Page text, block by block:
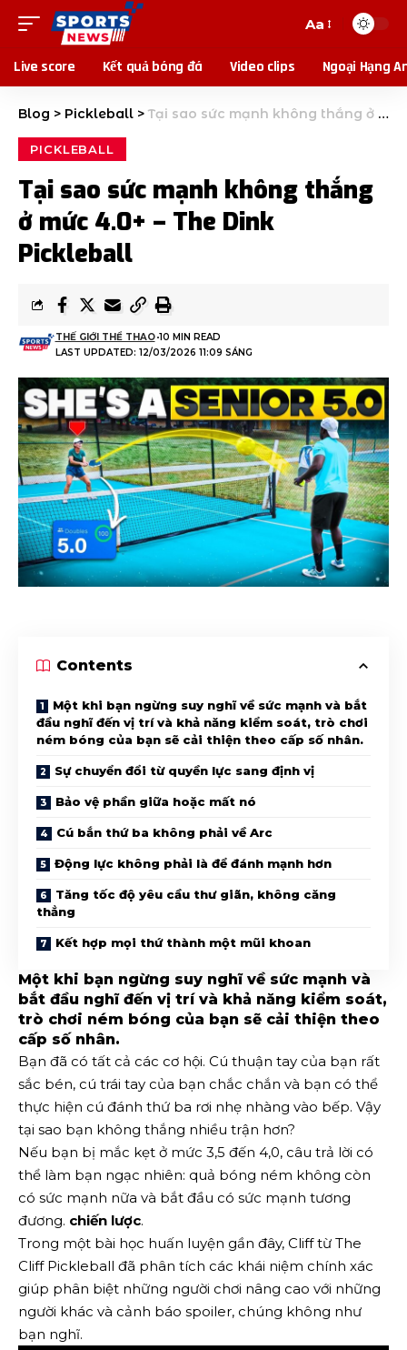
Aa
Live score Kết quả bóng đá Video clips Ngoại Hạng
Blog > Pickleball > Tại sao sức mạnh không thắng ở mức 4.0+ – The Dink Pickleball
PICKLEBALL
Tại sao sức mạnh không thắng
ở mức 4.0+ – The Dink
Pickleball
LAST UPDATED: 12/03/2026 11:09 SÁNG
THẾ GIỚI THỂ THAO 10 MIN READ
Contents
Một khi bạn ngừng suy nghĩ về sức mạnh và bắt
đầu nghĩ đến vị trí và khả năng kiểm soát, trò chơi
ném bóng của bạn sẽ cải thiện theo cấp số nhân.
Sự chuyển đổi từ quyền lực sang định vị
Bảo vệ phần giữa hoặc mất nó
Cú bắn thứ ba không phải về Arc
Động lực không phải là để đánh mạnh hơn
Tăng tốc độ yêu cầu thư giãn, không căng
thẳng
Kết hợp mọi thứ thành một mũi khoan
Một khi bạn ngừng suy nghĩ về sức mạnh và
bắt đầu nghĩ đến vị trí và khả năng kiểm soát,
trò chơi ném bóng của bạn sẽ cải thiện theo
cấp số nhân.
Bạn đã có tất cả các cơ hội. Cú thuận tay của bạn rất
sắc bén, cú trái tay của bạn chắc chắn và bạn có thể
thực hiện cú đánh thứ ba rơi nhẹ nhàng vào bếp. Vậy
tại sao bạn không thắng nhiều trận hơn?
Nếu bạn bị mắc kẹt ở mức 3,5 đến 4,0, câu trả lời có
thể làm bạn ngạc nhiên: quả bóng ném không còn
có sức mạnh nữa và bắt đầu có sức mạnh tương
đương. chiến lược.
Trong một bài học huấn luyện gần đây, Cliff từ The
Cliff Pickleball đã phân tích các khái niệm chính xác
giúp phân biệt những người chơi nâng cao với những
người khác và cảnh báo spoiler, chúng không như
bạn nghĩ.